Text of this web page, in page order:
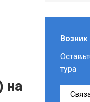
на
тура